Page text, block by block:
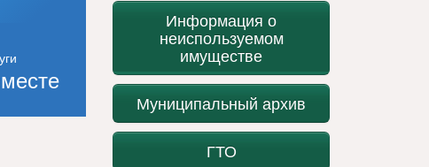
Информация о
неиспользуемом
имуществе
Муниципальный архив
ГТО